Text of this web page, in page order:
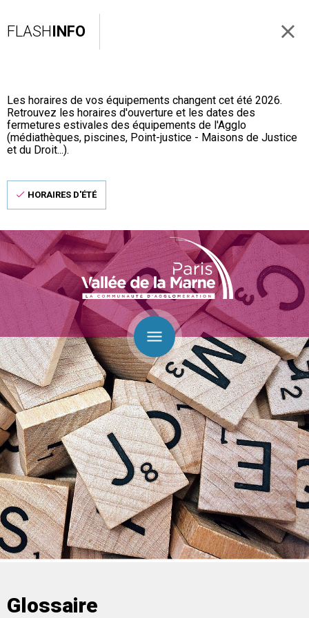
FLASHINFO
Les horaires de vos équipements changent cet été 2026.
Retrouvez les horaires d'ouverture et les dates des
fermetures estivales des équipements de l'Agglo
(médiathèques, piscines, Point-justice - Maisons de Justice
et du Droit...).
HORAIRES D'ÉTÉ
Glossaire